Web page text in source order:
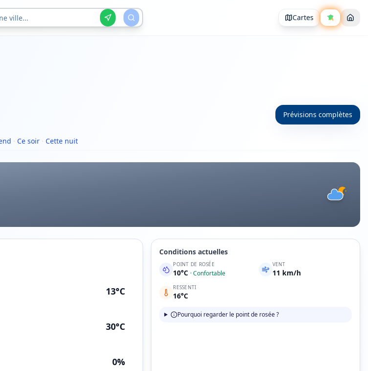
Cartes
Prévisions complètes
· Ce soir · Cette nuit
13°C
30°C
0%
Conditions actuelles
POINT DE ROSÉE
10°C ·Confortable
VENT
11 km/h
RESSENTI
16°C
Pourquoi regarder le point de rosée ?